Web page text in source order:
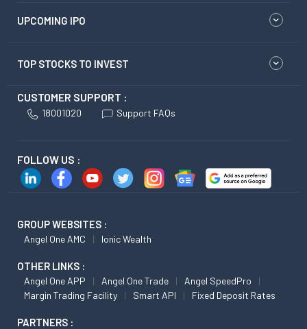
UPCOMING IPO
TOP STOCKS TO INVEST
CUSTOMER SUPPORT :
18001020 Support FAQs
FOLLOW US :
GROUP WEBSITES :
Angel One AMC Ionic Wealth
OTHER LINKS :
Angel One APP Angel One Trade
Angel SpeedPro
Margin Trading Facility
Smart API Fixed Deposit Rates
PARTNERS :